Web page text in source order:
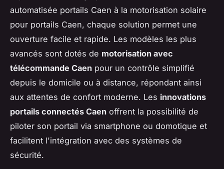
automatisée portails Caen à la motorisation solaire
pour portails Caen, chaque solution permet une
ouverture facile et rapide. Les modèles les plus
avancés sont dotés de motorisation avec
télécommande Caen pour un contrôle simplifié
depuis le domicile ou à distance, répondant ainsi
aux attentes de confort moderne. Les innovations
portails connectés Caen offrent la possibilité de
piloter son portail via smartphone ou domotique et
facilitent l'intégration avec des systèmes de
sécurité.